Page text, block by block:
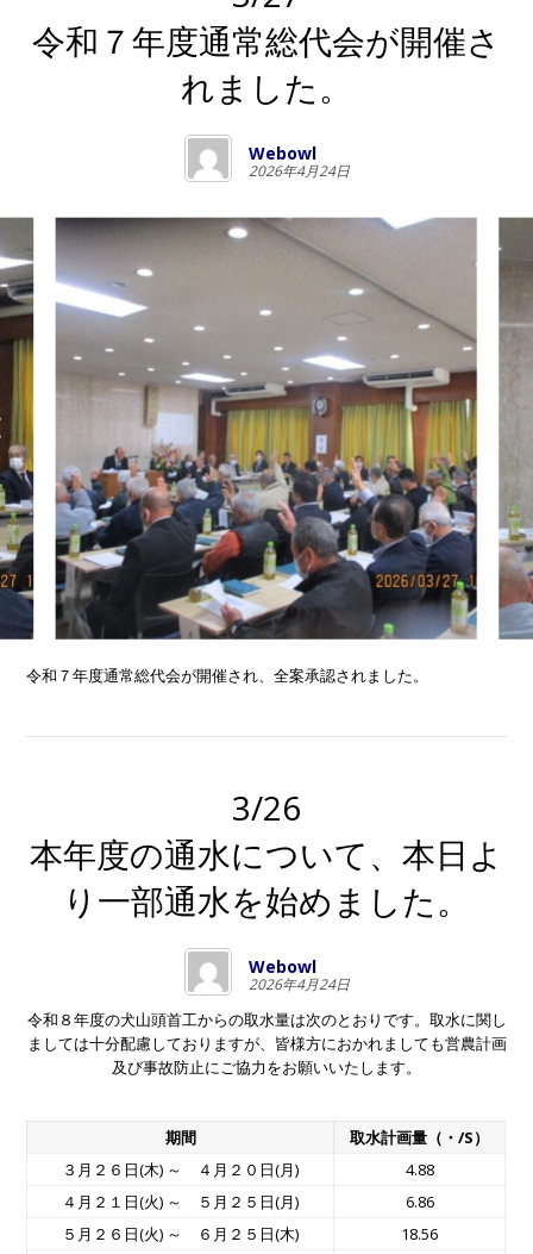
令和７年度通常総代会が開催さ
れました。
Webowl
2026年4月24日
令和７年度通常総代会が開催され、全案承認されました。
3/26
本年度の通水について、本日よ
り一部通水を始めました。
Webowl
2026年4月24日
令和８年度の犬山頭首工からの取水量は次のとおりです。取水に関し
ましては十分配慮しておりますが、皆様方におかれましても営農計画
及び事故防止にご協力をお願いいたします。
期間
取水計画量（・/S）
３月２６日(木) ～ ４月２０日(月)
4.88
４月２１日(火) ～ ５月２５日(月)
6.86
５月２６日(火) ～ ６月２５日(木)
18.56